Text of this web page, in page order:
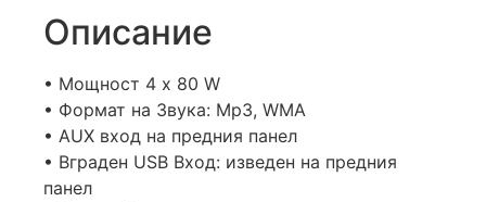
Описание
• Мощност 4 х 80 W
• Формат на Звука: Mp3, WMA
• AUX вход на предния панел
• Вграден USB Вход: изведен на предния
панел